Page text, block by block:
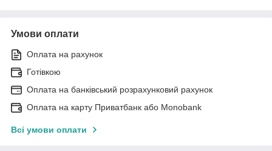
Умови оплати
Оплата на рахунок
Готівкою
Оплата на банківський розрахунковий рахунок
Оплата на карту Приватбанк або Monobank
Всі умови оплати